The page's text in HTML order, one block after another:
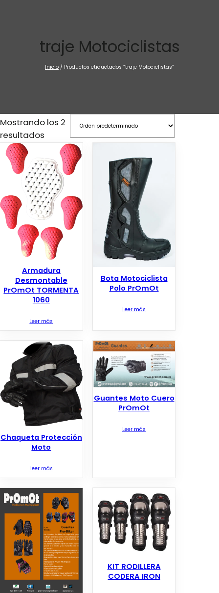
traje Motociclistas
Inicio / Productos etiquetados “traje Motociclistas”
Mostrando los 2
resultados
Armadura
Desmontable
PrOmOt TORMENTA
1060
Leer más
Bota Motociclista
Polo PrOmOt
Leer más
Chaqueta Protección
Moto
Leer más
Guantes Moto Cuero
PrOmOt
Leer más
KIT RODILLERA
CODERA IRON